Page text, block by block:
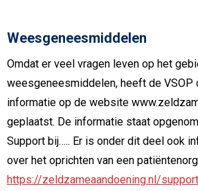
Weesgeneesmiddelen
Omdat er veel vragen leven op het
weesgeneesmiddelen, heeft de VSOP
informatie op de website
geplaatst. De informatie staat
Support bij….. Er is onder dit deel ook
over het oprichten van een
https://zeldzameaandoening.nl/